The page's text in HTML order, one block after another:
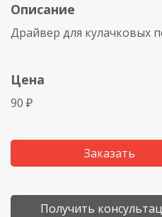
Описание
Драйвер для кулачковых
Цена
90 ₽
Заказать
Получить